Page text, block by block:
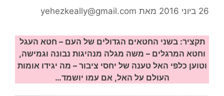
26 ביוני 2016 מאת yehezkeally@gmail.com
תקציר: בשני החטאים הגדולים של העם – חטא העגל
וחטא המרגלים – משה מגלה מנהיגות נבונה וגמישה,
וטוען כלפי האל טענה של יחסי ציבור – מה יגידו אומות
העולם על האל, אם עמו יושמד…